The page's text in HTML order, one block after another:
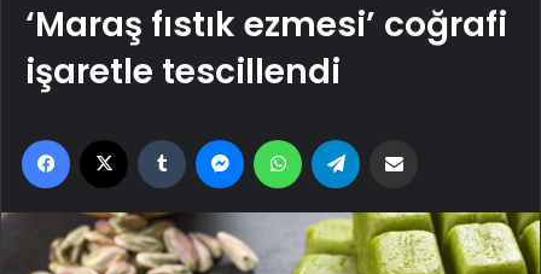
‘Maraş fıstık ezmesi’ coğrafi
işaretle tescillendi
Facebook Tumblr MessengerWhatsApp